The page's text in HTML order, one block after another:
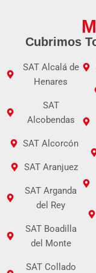
Cubrimos
SAT Alcalá de
Henares
SAT
Alcobendas
SAT Alcorcón
SAT Aranjuez
SAT Arganda
del Rey
SAT Boadilla
del Monte
SAT Collado